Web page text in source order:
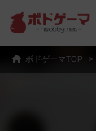
ボドゲーマTOP